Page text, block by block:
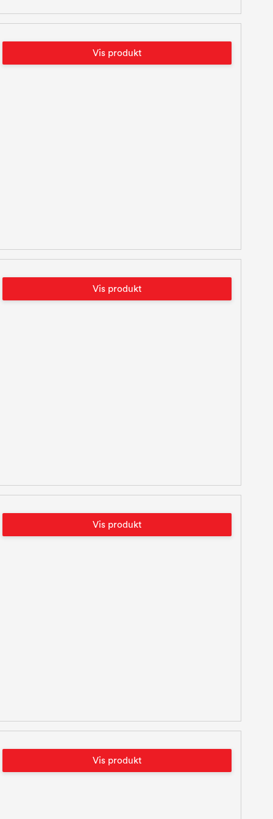
Vis produkt
Vis produkt
Vis produkt
Vis produkt